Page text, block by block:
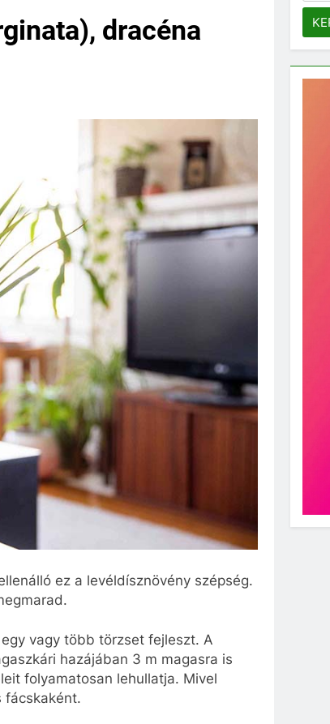
dracéna
ez a levéldísznövény szépség.
vagy több törzset fejleszt. A
hazájában 3 m magasra is
folyamatosan lehullatja. Mivel
fácskaként.